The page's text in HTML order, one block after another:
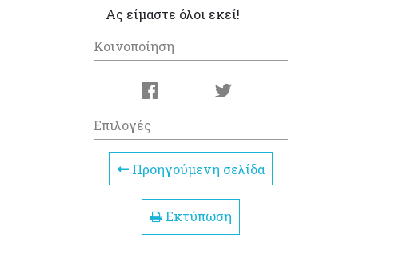
Ας είμαστε όλοι εκεί!
Κοινοποίηση
Επιλογές
Προηγούμενη σελίδα
Εκτύπωση